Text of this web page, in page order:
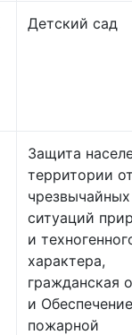
Детский сад
Защита
территории
чрезвычайных
ситуаций
и
характера,
гражданская
и Обеспечение
пожарной